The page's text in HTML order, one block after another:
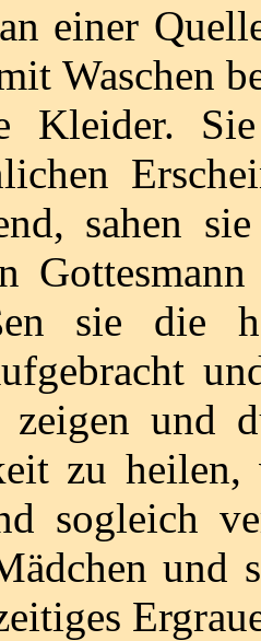
einer
Waschen
Kleider.
sahen
sie die
zeigen und
zu
sogleich
und